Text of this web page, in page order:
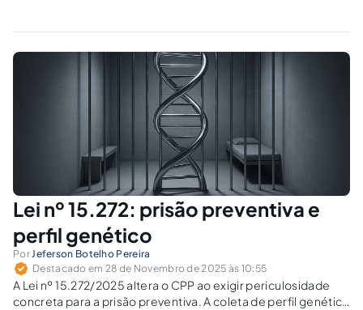
Lei nº 15.272: prisão preventiva e
perfil genético
PorJeferson Botelho Pereira
Destacado em 28 de Novembro de 2025 às 10:55
A Lei nº 15.272/2025 altera o CPP ao exigir periculosidade
concreta para a prisão preventiva. A coleta de perfil genético